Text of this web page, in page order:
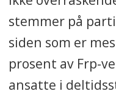
stemmer på
siden som er
prosent av Frp-
ansatte i